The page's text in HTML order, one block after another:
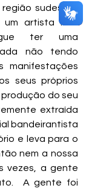
sudeste?
um artista não
ter uma
não tendo
manifestações
seus próprios
do seu
extraída
bandeirantista
e leva para o
nem a nossa
vezes, a gente
A gente foi